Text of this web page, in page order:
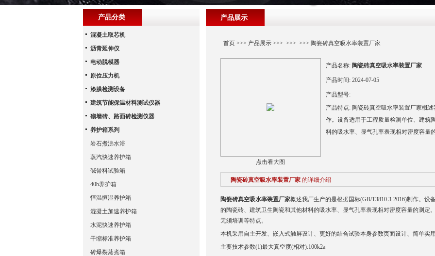
产品展示
首页>>> 产品展示>>> >>> >>> 陶瓷砖真空吸水率装置厂家
点击看大图
产品名称: 陶瓷砖真空吸水率装置厂家
产品时间: 2024-07-05
产品型号:
产品特点: 陶瓷砖真空吸水率装置厂家概
作。设备适用于工程质量检测单位、建筑
料的吸水率、显气孔率表现相对密度容量
陶瓷砖真空吸水率装置厂家 的详细介绍
陶瓷砖真空吸水率装置厂家概述我厂生产的是根据国标(GB/T3810.3-2016)制作。
的陶瓷砖、建筑卫生陶瓷和其他材料的吸水率、显气孔率表现相对密度容量的测定
无须培训等特点。
本机采用自主开发、嵌入式触屏设计、更好的结合试验本身参数页面设计、简单实
主要技术参数(1)最大真空度(相对):100k2a
产品分类
混凝土取芯机
沥青延伸仪
电动脱模器
原位压力机
漆膜检测设备
建筑节能保温材料测试仪器
砌墙砖、路面砖检测仪器
养护箱系列
岩石煮沸水浴
蒸汽快速养护箱
碱骨料试验箱
40b养护箱
恒温恒湿养护箱
混凝土加速养护箱
水泥快速养护箱
干缩标准养护箱
砖爆裂蒸煮箱